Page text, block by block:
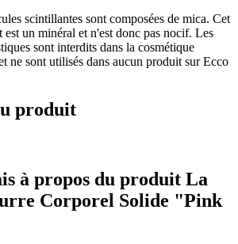
scintillantes sont composées de mica. Cet
est un minéral et n'est donc pas nocif. Les
sont interdits dans la cosmétique
ne sont utilisés dans aucun produit sur Ecco
produit
à propos du produit La
Corporel Solide "Pink